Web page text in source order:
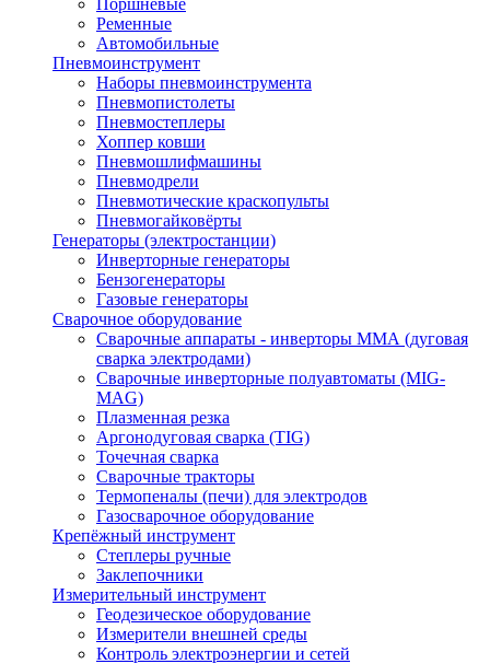
Поршневые
Ременные
Автомобильные
Пневмоинструмент
Наборы пневмоинструмента
Пневмопистолеты
Пневмостеплеры
Хоппер ковши
Пневмошлифмашины
Пневмодрели
Пневмотические краскопульты
Пневмогайковёрты
Генераторы (электростанции)
Инверторные генераторы
Бензогенераторы
Газовые генераторы
Сварочное оборудование
Сварочные аппараты - инверторы ММА (дуговая
сварка электродами)
Сварочные инверторные полуавтоматы (MIG-
MAG)
Плазменная резка
Аргонодуговая сварка (TIG)
Точечная сварка
Сварочные тракторы
Термопеналы (печи) для электродов
Газосварочное оборудование
Крепёжный инструмент
Степлеры ручные
Заклепочники
Измерительный инструмент
Геодезическое оборудование
Измерители внешней среды
Контроль электроэнергии и сетей